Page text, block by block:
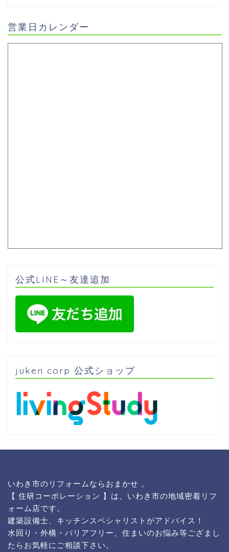
営業日カレンダー
公式LINE～友達追加
juken corp 公式ショップ
いわき市のリフォームならおまかせ 。
【 住研コーポレーション 】は、いわき市の地域密着リフ
ォーム店です。
建築設備士、キッチンスペシャリストがアドバイス！
水回り・外構・バリアフリー、住まいのお悩み等ござまし
たらお気軽にご相談下さい。